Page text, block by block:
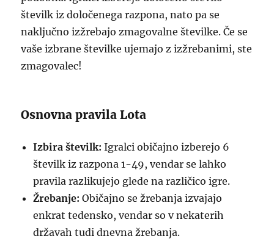
številk iz določenega razpona, nato pa se
naključno izžrebajo zmagovalne številke. Če se
vaše izbrane številke ujemajo z izžrebanimi, ste
zmagovalec!
Osnovna pravila Lota
Izbira številk: Igralci običajno izberejo 6
številk iz razpona 1-49, vendar se lahko
pravila razlikujejo glede na različico igre.
Žrebanje: Običajno se žrebanja izvajajo
enkrat tedensko, vendar so v nekaterih
državah tudi dnevna žrebanja.